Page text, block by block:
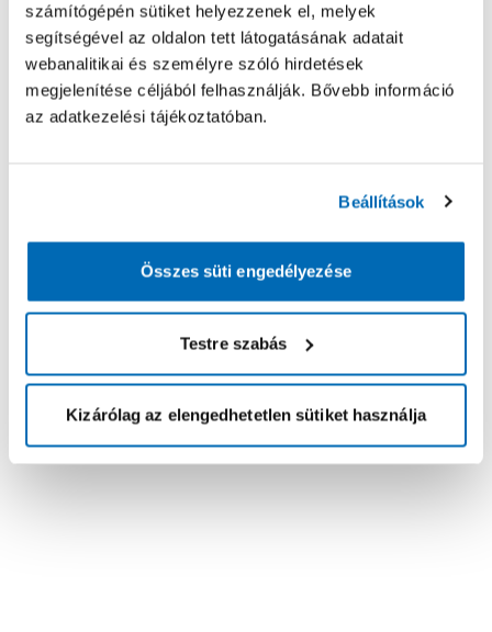
számítógépén sütiket helyezzenek el, melyek
segítségével az oldalon tett látogatásának adatait
webanalitikai és személyre szóló hirdetések
megjelenítése céljából felhasználják. Bővebb információ
az adatkezelési tájékoztatóban.
Beállítások
Összes süti engedélyezése
Testre szabás
Kizárólag az elengedhetetlen sütiket használja